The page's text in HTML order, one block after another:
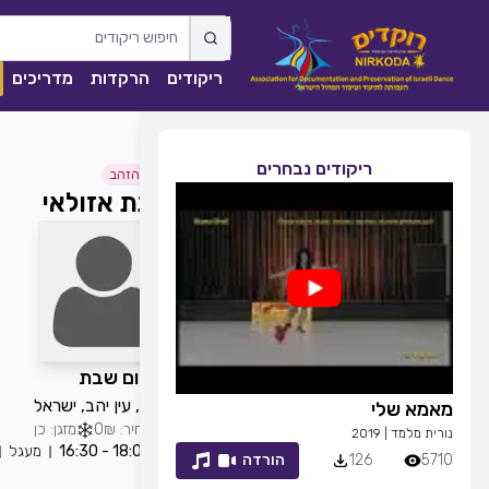
ריקודים הרקדות מדריכים
ריקודים נבחרים
מאמא שלי
נורית מלמד 2019
5710
126 הורדה
זמן לחייך
רפי זיו|
2013
7053
83
גיל הזהב
ענת אזולאי
כל יום שבת
מחיר: 0₪
מזגן: כן
18:00 - 16:30
מעגל